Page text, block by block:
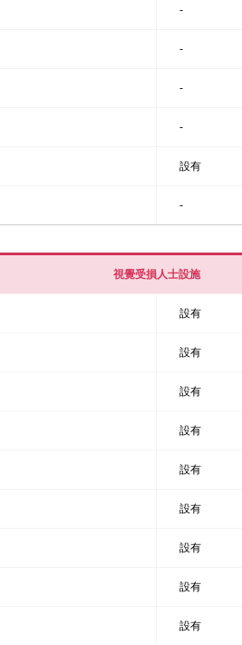
-
-
-
-
設有
-
視覺受損人士設施
設有
設有
設有
設有
設有
設有
設有
設有
設有